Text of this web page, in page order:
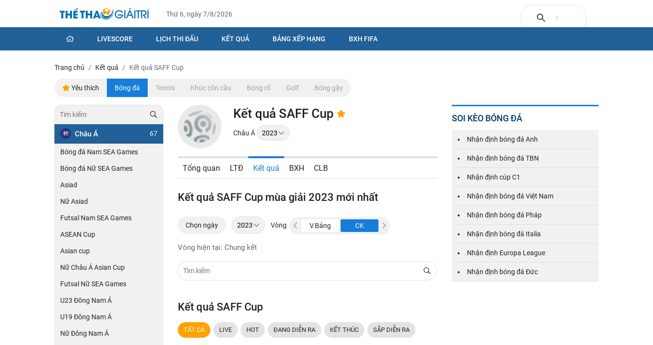
Thứ 6, ngày 7/8/2026
LIVESCORE LỊCH THI ĐẤU KẾT QUẢ BẢNG XẾP HẠNG BXH FIFA
Trang chủ Kết quả Kết quả SAFF Cup
Yêu thích Bóng đá Tennis Khúc côn cầu Bóng rổ Golf Bóng gậy
Châu Á 67
Bóng đá Nam SEA Games
Bóng đá Nữ SEA Games
Asiad
Nữ Asiad
Futsal Nam SEA Games
ASEAN Cup
Asian cup
Nữ Châu Á Asian Cup
Futsal Nữ SEA Games
U23 Đông Nam Á
U19 Đông Nam Á
Nữ Đông Nam Á
Kết quả SAFF Cup
Châu Á
Tổng quan LTĐ Kết quả BXH CLB
Kết quả SAFF Cup mùa giải 2023 mới nhất
Chọn ngày Vòng
CK BK V.Bảng CK
Vòng hiện tại: Chung kết
Kết quả SAFF Cup
TẤT CẢ LIVE HOT ĐANG DIỄN RA KẾT THÚC SẮP DIỄN RA
SOI KÈO BÓNG ĐÁ
Nhận định bóng đá Anh
Nhận định bóng đá TBN
Nhận định cúp C1
Nhận định bóng đá Việt Nam
Nhận định bóng đá Pháp
Nhận định bóng đá Italia
Nhận định Europa League
Nhận định bóng đá Đức